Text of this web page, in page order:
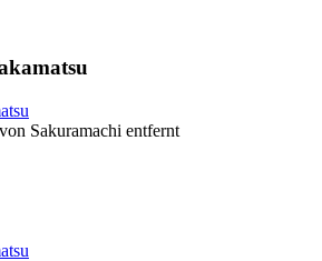
Sakuramachi entfernt